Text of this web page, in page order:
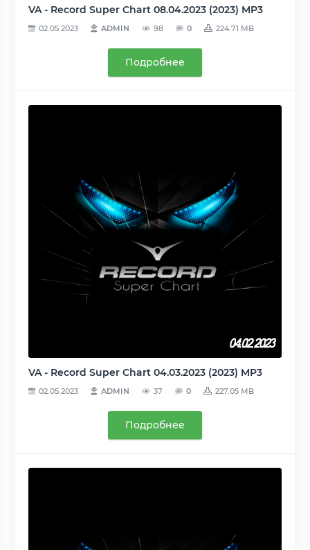
VA - Record Super Chart 08.04.2023 (2023) MP3
02.05.2023 ADMIN 98 0 224.71 MB
Подробнее
VA - Record Super Chart 04.03.2023 (2023) MP3
02.05.2023 ADMIN 37 0 227.05 MB
Подробнее